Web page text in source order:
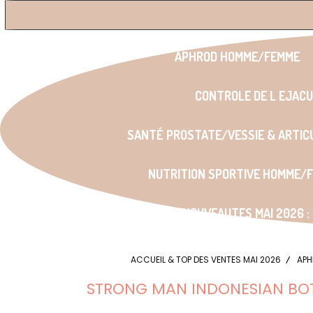
APHROD HOMME/FEMME
CONTROLE DE L
SANTÉ PROSTATE/VESSIE &
NUTRITION SPORTIVE HOMME/
NOUVEAUTES MAI 2026 :
ACCUEIL & TOP DES VENTES MAI 2026
STRONG MAN INDONESIAN